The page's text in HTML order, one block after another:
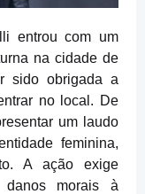
entrou com um
na cidade de
sido obrigada a
no local. De
um laudo
feminina,
A ação exige
morais à